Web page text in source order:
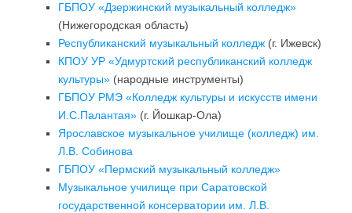
ГБПОУ «Дзержинский музыкальный колледж»
(Нижегородская область)
Республиканский музыкальный колледж (г. Ижевск)
КПОУ УР «Удмуртский республиканский колледж
культуры» (народные инструменты)
ГБПОУ РМЭ «Колледж культуры и искусств имени
И.С.Палантая» (г. Йошкар-Ола)
Ярославское музыкальное училище (колледж) им.
Л.В. Собинова
ГБПОУ «Пермский музыкальный колледж»
Музыкальное училище при Саратовской
государственной консерватории им. Л.В.